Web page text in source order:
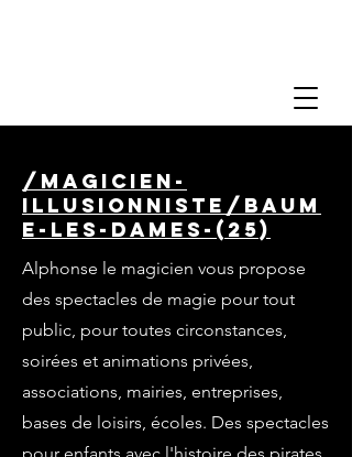
/magicien-
illusionniste/baum
e-les-dames-(25)
Alphonse le magicien vous propose
des spectacles de magie pour tout
public, pour toutes circonstances,
soirées et animations privées,
associations, mairies, entreprises,
bases de loisirs, écoles. Des spectacles